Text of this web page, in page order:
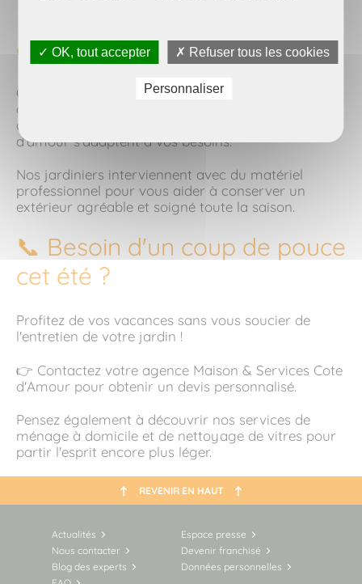
adapté à vos besoins
Que vous ayez besoin d'une intervention ponctuelle
avant votre départ ou d'un entretien régulier tout
au long de l'été, les équipes Maison & Services Cote
d'amour s'adaptent à vos besoins.
Nos jardiniers interviennent avec du matériel
professionnel pour vous aider à conserver un
extérieur agréable et soigné toute la saison.
📞 Besoin d'un coup de pouce
cet été ?
Profitez de vos vacances sans vous soucier de
l'entretien de votre jardin !
👉 Contactez votre agence Maison & Services Cote
d'Amour pour obtenir un devis personnalisé.
Pensez également à découvrir nos services de
ménage à domicile et de nettoyage de vitres pour
partir l'esprit encore plus léger.
REVENIR EN HAUT
Actualités
Espace presse
Nous contacter
Devenir franchisé
Blog des experts
Données personnelles
✓ OK, tout accepter ✗ Refuser tous les cookies
Personnaliser